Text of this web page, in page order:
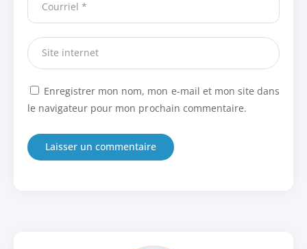
Enregistrer mon nom, mon e-mail et mon site dans
le navigateur pour mon prochain commentaire.